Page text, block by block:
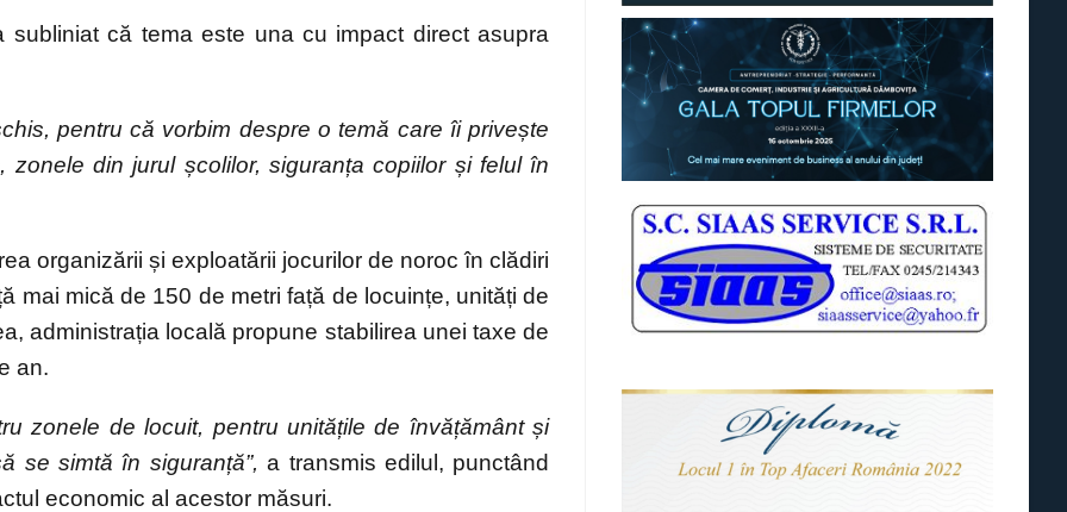
subliniat că tema este una cu impact direct asupra
pentru că vorbim despre o temă care îi privește
din jurul școlilor, siguranța copiilor și felul în
organizării și exploatării jocurilor de noroc în clădiri
mai mică de 150 de metri față de locuințe, unități de
administrația locală propune stabilirea unei taxe de
an.
zonele de locuit, pentru unitățile de învățământ și
se simtă în siguranță”, a transmis edilul, punctând
economic al acestor măsuri.